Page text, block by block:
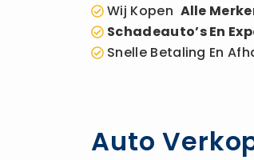
Wij Kopen Alle
Schadeauto’s En
Snelle Betaling En
Auto